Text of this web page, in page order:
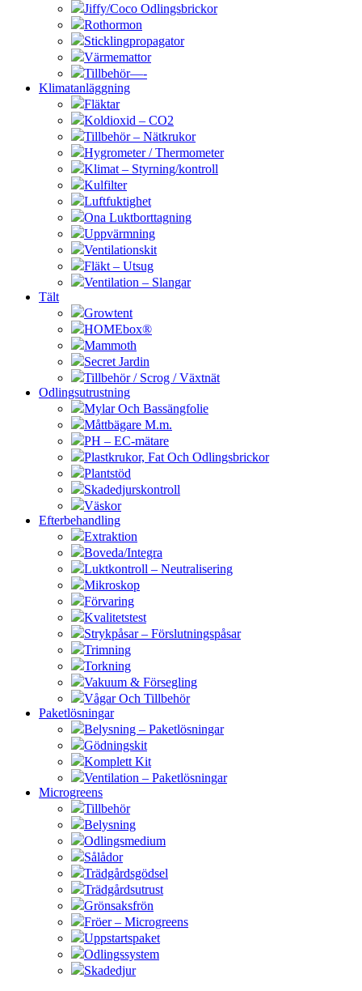
Jiffy/Coco Odlingsbrickor
Rothormon
Sticklingpropagator
Värmemattor
Tillbehör—-
Klimatanläggning
Fläktar
Koldioxid – CO2
Tillbehör – Nätkrukor
Hygrometer / Thermometer
Klimat – Styrning/kontroll
Kulfilter
Luftfuktighet
Ona Luktborttagning
Uppvärmning
Ventilationskit
Fläkt – Utsug
Ventilation – Slangar
Tält
Growtent
HOMEbox®
Mammoth
Secret Jardin
Tillbehör / Scrog / Växtnät
Odlingsutrustning
Mylar Och Bassängfolie
Måttbägare M.m.
PH – EC-mätare
Plastkrukor, Fat Och Odlingsbrickor
Plantstöd
Skadedjurskontroll
Väskor
Efterbehandling
Extraktion
Boveda/Integra
Luktkontroll – Neutralisering
Mikroskop
Förvaring
Kvalitetstest
Strykpåsar – Förslutningspåsar
Trimning
Torkning
Vakuum & Försegling
Vågar Och Tillbehör
Paketlösningar
Belysning – Paketlösningar
Gödningskit
Komplett Kit
Ventilation – Paketlösningar
Microgreens
Tillbehör
Belysning
Odlingsmedium
Sålådor
Trädgårdsgödsel
Trädgårdsutrust
Grönsaksfrön
Fröer – Microgreens
Uppstartspaket
Odlingssystem
Skadedjur